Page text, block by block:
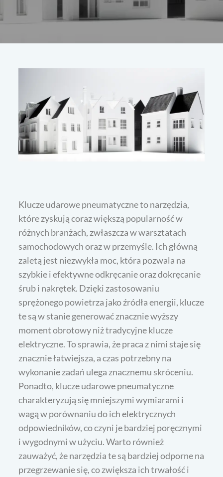
Klucze udarowe pneumatyczne to narzędzia,
które zyskują coraz większą popularność w
różnych branżach, zwłaszcza w warsztatach
samochodowych oraz w przemyśle. Ich główną
zaletą jest niezwykła moc, która pozwala na
szybkie i efektywne odkręcanie oraz dokręcanie
śrub i nakrętek. Dzięki zastosowaniu
sprężonego powietrza jako źródła energii, klucze
te są w stanie generować znacznie wyższy
moment obrotowy niż tradycyjne klucze
elektryczne. To sprawia, że praca z nimi staje się
znacznie łatwiejsza, a czas potrzebny na
wykonanie zadań ulega znacznemu skróceniu.
Ponadto, klucze udarowe pneumatyczne
charakteryzują się mniejszymi wymiarami i
wagą w porównaniu do ich elektrycznych
odpowiedników, co czyni je bardziej poręcznymi
i wygodnymi w użyciu. Warto również
zauważyć, że narzędzia te są bardziej odporne na
przegrzewanie się, co zwiększa ich trwałość i